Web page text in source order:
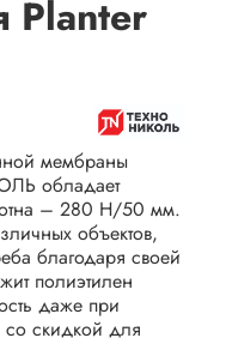
Planter
мембраны
обладает
– 280 Н/50 мм.
объектов,
благодаря своей
полиэтилен
даже при
со скидкой для